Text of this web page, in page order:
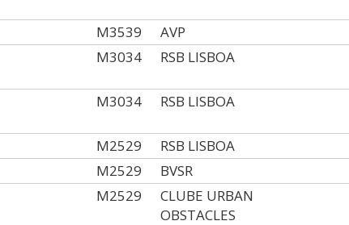
M3539 AVP
M3034 RSB LISBOA
M3034 RSB LISBOA
M2529 RSB LISBOA
M2529 BVSR
M2529
CLUBE URBAN
OBSTACLES